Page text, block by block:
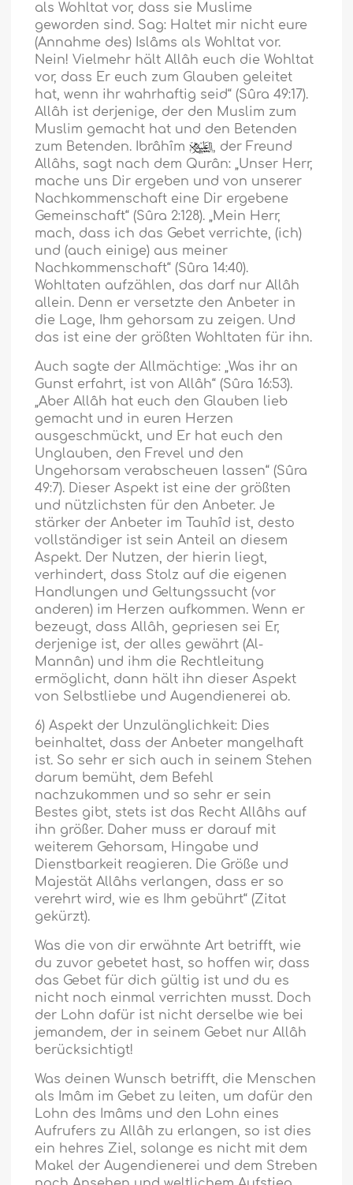
als Wohltat vor, dass sie Muslime
geworden sind. Sag: Haltet mir nicht eure
(Annahme des) Islâms als Wohltat vor.
Nein! Vielmehr hält Allâh euch die Wohltat
vor, dass Er euch zum Glauben geleitet
hat, wenn ihr wahrhaftig seid“ (Sûra 49:17).
Allâh ist derjenige, der den Muslim zum
Muslim gemacht hat und den Betenden
zum Betenden. Ibrâhîm
, der Freund
Allâhs, sagt nach dem Qurân: „Unser Herr,
mache uns Dir ergeben und von unserer
Nachkommenschaft eine Dir ergebene
Gemeinschaft“ (Sûra 2:128). „Mein Herr,
mach, dass ich das Gebet verrichte, (ich)
und (auch einige) aus meiner
Nachkommenschaft“ (Sûra 14:40).
Wohltaten aufzählen, das darf nur Allâh
allein. Denn er versetzte den Anbeter in
die Lage, Ihm gehorsam zu zeigen. Und
das ist eine der größten Wohltaten für ihn.
Auch sagte der Allmächtige: „Was ihr an
Gunst erfahrt, ist von Allâh“ (Sûra 16:53).
„Aber Allâh hat euch den Glauben lieb
gemacht und in euren Herzen
ausgeschmückt, und Er hat euch den
Unglauben, den Frevel und den
Ungehorsam verabscheuen lassen“ (Sûra
49:7). Dieser Aspekt ist eine der größten
und nützlichsten für den Anbeter. Je
stärker der Anbeter im Tauhîd ist, desto
vollständiger ist sein Anteil an diesem
Aspekt. Der Nutzen, der hierin liegt,
verhindert, dass Stolz auf die eigenen
Handlungen und Geltungssucht (vor
anderen) im Herzen aufkommen. Wenn er
bezeugt, dass Allâh, gepriesen sei Er,
derjenige ist, der alles gewährt (Al-
Mannân) und ihm die Rechtleitung
ermöglicht, dann hält ihn dieser Aspekt
von Selbstliebe und Augendienerei ab.
6) Aspekt der Unzulänglichkeit: Dies
beinhaltet, dass der Anbeter mangelhaft
ist. So sehr er sich auch in seinem Stehen
darum bemüht, dem Befehl
nachzukommen und so sehr er sein
Bestes gibt, stets ist das Recht Allâhs auf
ihn größer. Daher muss er darauf mit
weiterem Gehorsam, Hingabe und
Dienstbarkeit reagieren. Die Größe und
Majestät Allâhs verlangen, dass er so
verehrt wird, wie es Ihm gebührt“ (Zitat
gekürzt).
Was die von dir erwähnte Art betrifft, wie
du zuvor gebetet hast, so hoffen wir, dass
das Gebet für dich gültig ist und du es
nicht noch einmal verrichten musst. Doch
der Lohn dafür ist nicht derselbe wie bei
jemandem, der in seinem Gebet nur Allâh
berücksichtigt!
Was deinen Wunsch betrifft, die Menschen
als Imâm im Gebet zu leiten, um dafür den
Lohn des Imâms und den Lohn eines
Aufrufers zu Allâh zu erlangen, so ist dies
ein hehres Ziel, solange es nicht mit dem
Makel der Augendienerei und dem Streben